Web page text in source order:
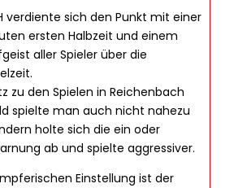
verdiente sich den Punkt mit einer
ersten Halbzeit und einem
aller Spieler über die
zu den Spielen in Reichenbach
spielte man auch nicht nahezu
holte sich die ein oder
ab und spielte aggressiver.
Einstellung ist der